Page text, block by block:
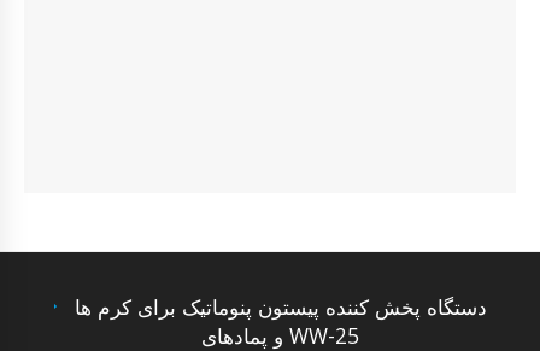
دستگاه پخش کننده پیستون پنوماتیک برای کرم ها
و پمادهای WW-25